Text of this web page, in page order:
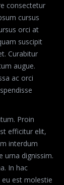
consectetur
cursus
orci at
suscipit
Curabitur
augue.
ac orci
Proin
efficitur elit,
interdum
urna dignissim.
In hac
est molestie